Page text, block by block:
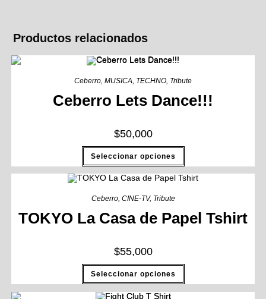
Productos relacionados
Ceberro MUSICA TECHNO Tribute
Ceberro Lets Dance!!!
$50,000
Seleccionar opciones
Ceberro, CINE-TV, Tribute
TOKYO La Casa de Papel Tshirt
$55,000
Seleccionar opciones